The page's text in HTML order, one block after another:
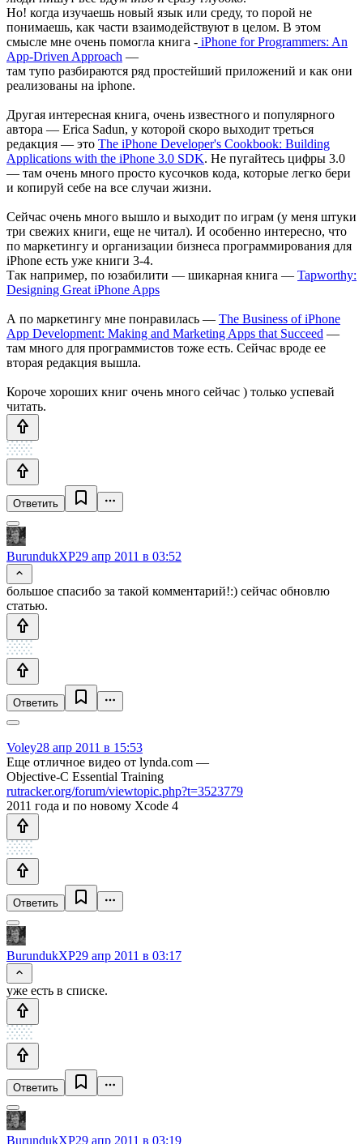
Но! когда изучаешь новый язык или среду, то порой не
понимаешь, как части взаимодействуют в целом. В этом
смысле мне очень помогла книга - iPhone for Programmers: An
App-Driven Approach —
там тупо разбираются ряд простейший приложений и как они
реализованы на iphone.
Другая интересная книга, очень известного и популярного
автора — Erica Sadun, у которой скоро выходит треться
редакция — это The iPhone Developer's Cookbook: Building
Applications with the iPhone 3.0 SDK. Не пугайтесь цифры 3.0
— там очень много просто кусочков кода, которые легко бери
и копируй себе на все случаи жизни.
Сейчас очень много вышло и выходит по играм (у меня штуки
три свежих книги, еще не читал). И особенно интересно, что
по маркетингу и организации бизнеса программирования для
iPhone есть уже книги 3-4.
Так например, по юзабилити — шикарная книга — Tapworthy:
Designing Great iPhone Apps
А по маркетингу мне понравилась — The Business of iPhone
App Development: Making and Marketing Apps that Succeed —
там много для программистов тоже есть. Сейчас вроде ее
вторая редакция вышла.
Короче хороших книг очень много сейчас ) только успевай
читать.
Ответить
BurundukXP29 апр 2011 в 03:52
большое спасибо за такой комментарий!:) сейчас обновлю
статью.
Ответить
Voley28 апр 2011 в 15:53
Еще отличное видео от lynda.com —
Objective-C Essential Training
rutracker.org/forum/viewtopic.php?t=3523779
2011 года и по новому Xcode 4
Ответить
BurundukXP29 апр 2011 в 03:17
уже есть в списке.
Ответить
BurundukXP29 апр 2011 в 03:19